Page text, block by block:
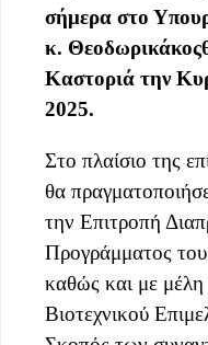
σήμερα στο
κ. Θεοδωρικάκος
Καστοριά την
2025.
​Στο πλαίσιο της
θα
την Επιτροπή
Προγράμματος
καθώς και με
Βιοτεχνικού